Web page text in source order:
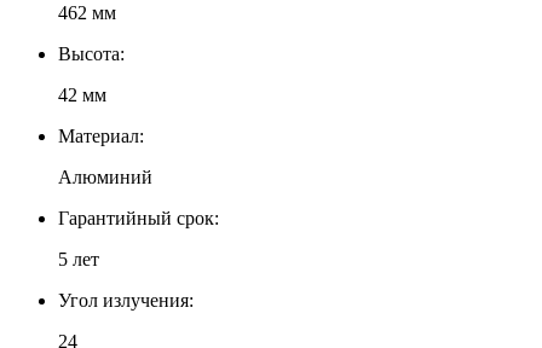
462 мм
Высота:
42 мм
Материал:
Алюминий
Гарантийный срок:
5 лет
Угол излучения:
24